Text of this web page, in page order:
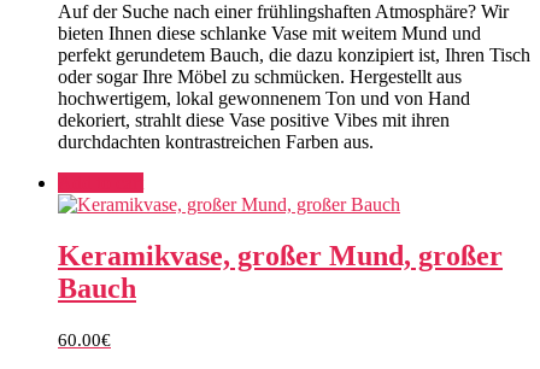
Auf der Suche nach einer frühlingshaften Atmosphäre? Wir
bieten Ihnen diese schlanke Vase mit weitem Mund und
perfekt gerundetem Bauch, die dazu konzipiert ist, Ihren Tisch
oder sogar Ihre Möbel zu schmücken. Hergestellt aus
hochwertigem, lokal gewonnenem Ton und von Hand
dekoriert, strahlt diese Vase positive Vibes mit ihren
durchdachten kontrastreichen Farben aus.
Keramikvase, großer Mund, großer
Bauch
60.00€